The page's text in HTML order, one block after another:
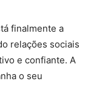
finalmente a
relações sociais
e confiante. A
o seu